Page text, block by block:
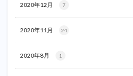
2020年12月 7
2020年11月 24
2020年8月 1